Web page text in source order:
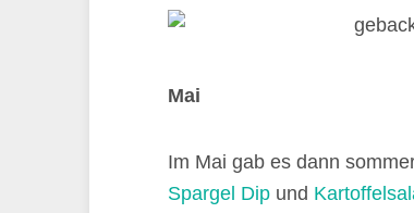
Mai
Im Mai gab es dann
Spargel Dip und